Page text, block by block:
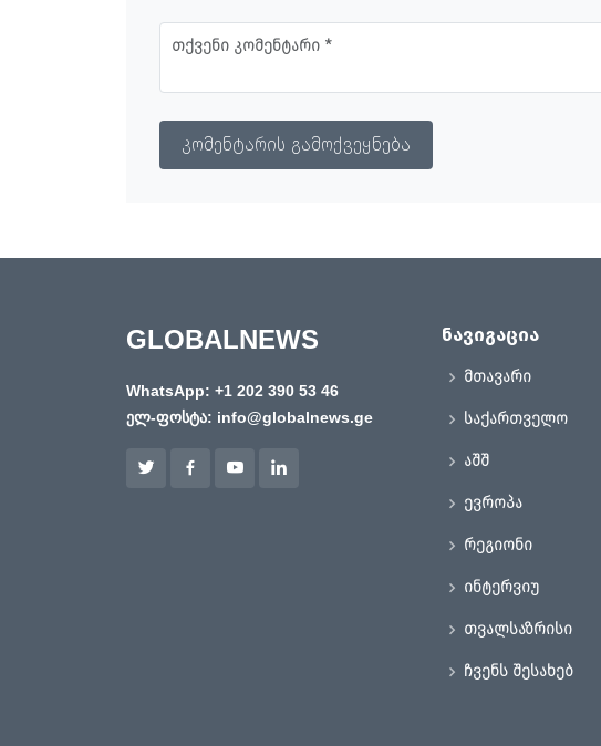
კომენტარის გამოქვეყნება
GLOBALNEWS
WhatsApp: +1 202 390 53 46
ელ-ფოსტა: info@globalnews.ge
ნავიგაცია
მთავარი
საქართველო
აშშ
ევროპა
რეგიონი
ინტერვიუ
თვალსაზრისი
ჩვენს შესახებ